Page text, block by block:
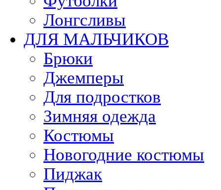
Лонгсливы
ДЛЯ МАЛЬЧИКОВ
Брюки
Джемперы
Для подростков
Зимняя одежда
Костюмы
Новогодние костюмы
Пиджак